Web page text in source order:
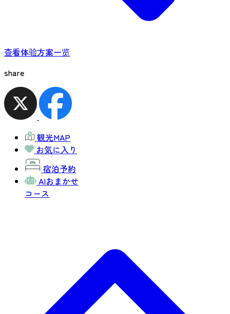
查看体验方案一览
share
観光MAP
お気に入り
宿泊予約
AIおまかせ
コース